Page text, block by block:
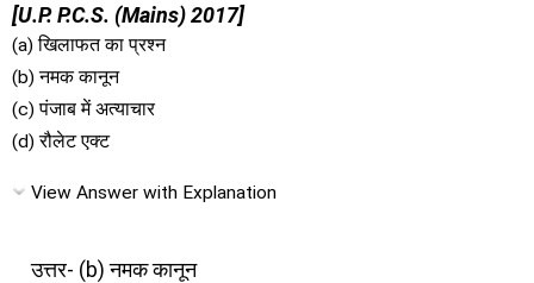
[U.P. P.C.S. (Mains) 2017]
(a) खिलाफत का प्रश्न
(b) नमक कानून
(c) पंजाब में अत्याचार
(d) रौलेट एक्ट
View Answer with Explanation
उत्तर- (b) नमक कानून